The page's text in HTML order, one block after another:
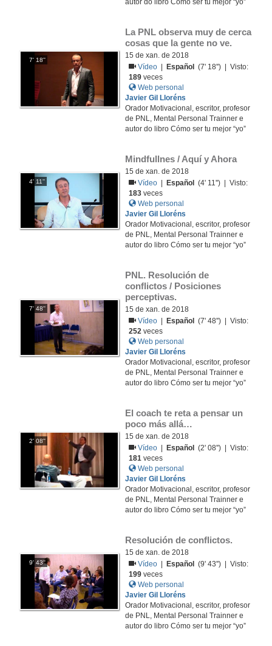
autor do libro Cómo ser tu mejor “yo”
7' 18''
La PNL observa muy de cerca
cosas que la gente no ve.
15 de xan. de 2018
Vídeo
Español
(7' 18'') | Visto:
189 veces
Web personal
Javier Gil Lloréns
Orador Motivacional, escritor, profesor
de PNL, Mental Personal Trainner e
autor do libro Cómo ser tu mejor “yo”
4' 11''
Mindfullnes / Aquí y Ahora
15 de xan. de 2018
Vídeo
Español
(4' 11'') | Visto:
183 veces
Web personal
Javier Gil Lloréns
Orador Motivacional, escritor, profesor
de PNL, Mental Personal Trainner e
autor do libro Cómo ser tu mejor “yo”
7' 48''
PNL. Resolución de
conflictos / Posiciones
perceptivas.
15 de xan. de 2018
Vídeo
Español
(7' 48'') | Visto:
252 veces
Web personal
Javier Gil Lloréns
Orador Motivacional, escritor, profesor
de PNL, Mental Personal Trainner e
autor do libro Cómo ser tu mejor “yo”
2' 08''
El coach te reta a pensar un
poco más allá…
15 de xan. de 2018
Vídeo
Español
(2' 08'') | Visto:
181 veces
Web personal
Javier Gil Lloréns
Orador Motivacional, escritor, profesor
de PNL, Mental Personal Trainner e
autor do libro Cómo ser tu mejor “yo”
9' 43''
Resolución de conflictos.
15 de xan. de 2018
Vídeo
Español
(9' 43'') | Visto:
199 veces
Web personal
Javier Gil Lloréns
Orador Motivacional, escritor, profesor
de PNL, Mental Personal Trainner e
autor do libro Cómo ser tu mejor “yo”